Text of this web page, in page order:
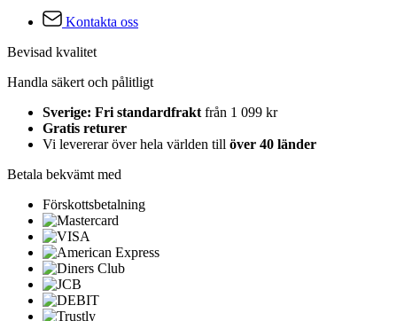
Kontakta oss
Bevisad kvalitet
Handla säkert och pålitligt
Sverige: Fri standardfrakt från 1 099 kr
Gratis returer
Vi levererar över hela världen till över 40 länder
Betala bekvämt med
Förskottsbetalning